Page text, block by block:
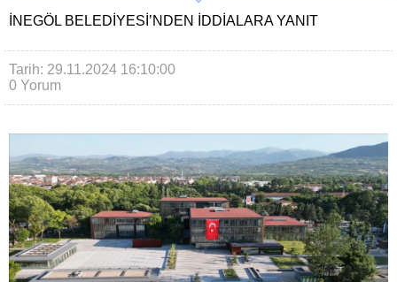
İNEGÖL BELEDIYESI’NDEN İDDIALARA YANIT
Tarih: 29.11.2024 16:10:00
0 Yorum